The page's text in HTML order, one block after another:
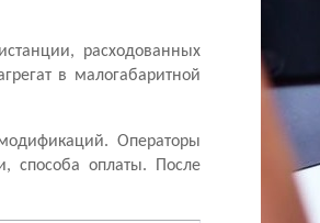
расходованных
в малогабаритной
Операторы
способа оплаты. После